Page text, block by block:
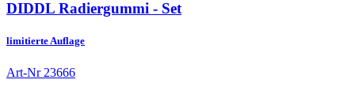
DIDDL Radiergummi - Set
limitierte Auflage
Art-Nr 23666